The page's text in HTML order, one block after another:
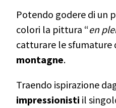
Potendo godere di un
colori la pittura “en
catturare le sfumature
montagne.
Traendo ispirazione
impressionisti il